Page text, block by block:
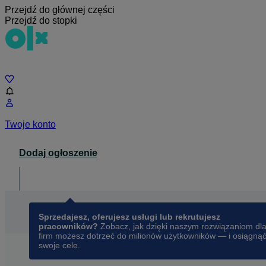
Przejdź do głównej części
Przejdź do stopki
Twoje konto
Dodaj ogłoszenie
Sprzedajesz, oferujesz usługi lub rekrutujesz
pracowników? Zobacz, jak dzięki naszym rozwiązaniom dla
firm możesz dotrzeć do milionów użytkowników — i osiągnąć
swoje cele.